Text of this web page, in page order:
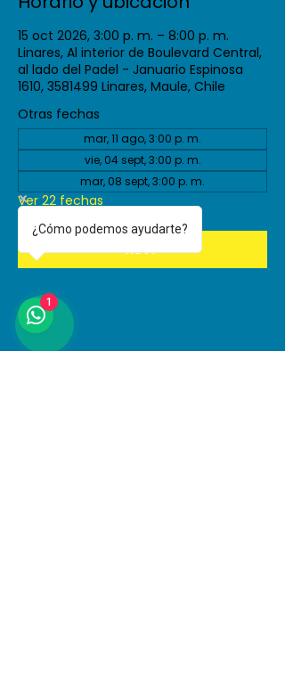
15 oct 2026, 3:00 p. m. – 8:00 p. m.
Linares, Al interior de Boulevard Central,
al lado del Padel - Januario Espinosa
1610, 3581499 Linares, Maule, Chile
Otras fechas
mar, 11 ago, 3:00 p. m.
vie, 04 sept, 3:00 p. m.
mar, 08 sept, 3:00 p. m.
Ver 22 fechas
RSVP
¿Cómo podemos ayudarte?
1